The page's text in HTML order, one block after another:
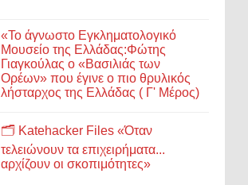
«Το άγνωστο Εγκληματολογικό
Μουσείο της Ελλάδας:Φώτης
Γιαγκούλας ο «Βασιλιάς των
Ορέων» που έγινε ο πιο θρυλικός
λήσταρχος της Ελλάδας ( Γ' Μέρος)
🗂️ Katehacker Files «Όταν
τελειώνουν τα επιχειρήματα...
αρχίζουν οι σκοπιμότητες»